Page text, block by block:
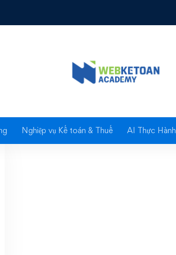
Nghiệp vụ Kế toán & Thuế AI Thực Hành